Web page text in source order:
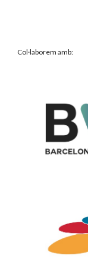
Col·laborem amb: